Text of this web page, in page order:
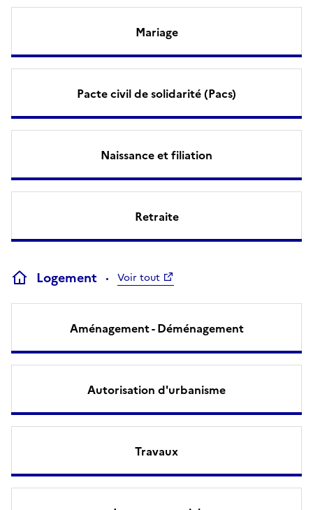
Mariage
Pacte civil de solidarité (Pacs)
Naissance et filiation
Retraite
Logement Voir tout
Aménagement - Déménagement
Autorisation d'urbanisme
Travaux